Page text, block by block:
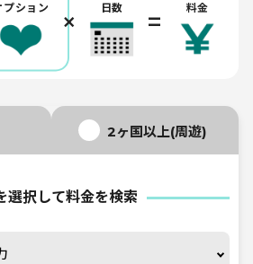
プション
×
日数
=
料金
2ヶ国以上(周遊)
選択して料金を検索